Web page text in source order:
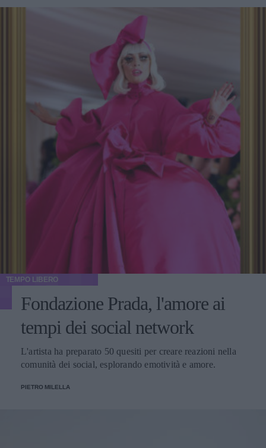
TEMPO LIBERO
Fondazione Prada, l'amore ai
tempi dei social network
L'artista ha preparato 50 quesiti per creare reazioni nella
comunità dei social, esplorando emotività e amore.
PIETRO MILELLA